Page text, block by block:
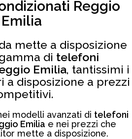
Reggio
Emilia
mette a disposizione
di telefoni
Emilia, tantissimi i
a disposizione a prezzi
modelli avanzati di telefoni
Emilia e nei prezzi che
mette a disposizione.